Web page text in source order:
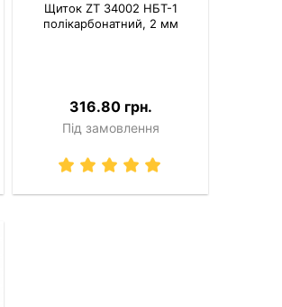
Щиток ZT 34002 НБТ-1
полікарбонатний, 2 мм
316.80 грн.
Під замовлення